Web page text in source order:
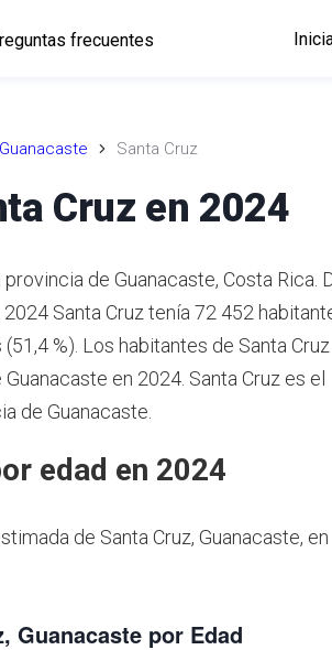
frecuentes
Guanacaste Santa Cruz
Cruz en 2024
de Guanacaste, Costa Rica.
2024 Santa Cruz tenía 72 452
%). Los habitantes de Santa Cruz
en 2024. Santa Cruz es el
de Guanacaste.
edad en 2024
de Santa Cruz, Guanacaste, en